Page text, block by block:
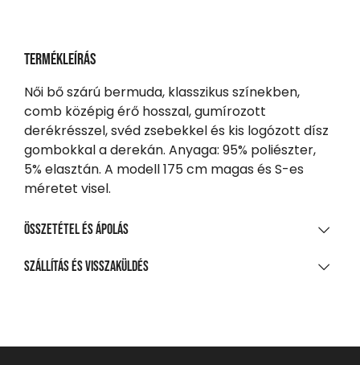
Termékleírás
Női bő szárú bermuda, klasszikus színekben,
comb középig érő hosszal, gumírozott
derékrésszel, svéd zsebekkel és kis logózott dísz
gombokkal a derekán. Anyaga: 95% poliészter,
5% elasztán. A modell 175 cm magas és S-es
méretet visel.
Összetétel és ápolás
ANYAGÖSSZETÉTEL
Szállítás és visszaküldés